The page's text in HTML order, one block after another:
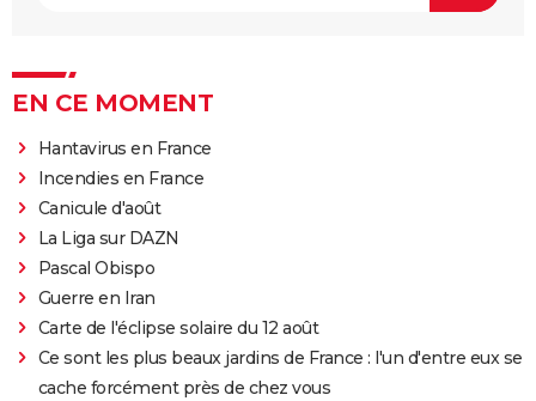
EN CE MOMENT
Hantavirus en France
Incendies en France
Canicule d'août
La Liga sur DAZN
Pascal Obispo
Guerre en Iran
Carte de l'éclipse solaire du 12 août
Ce sont les plus beaux jardins de France : l'un d'entre eux se
cache forcément près de chez vous